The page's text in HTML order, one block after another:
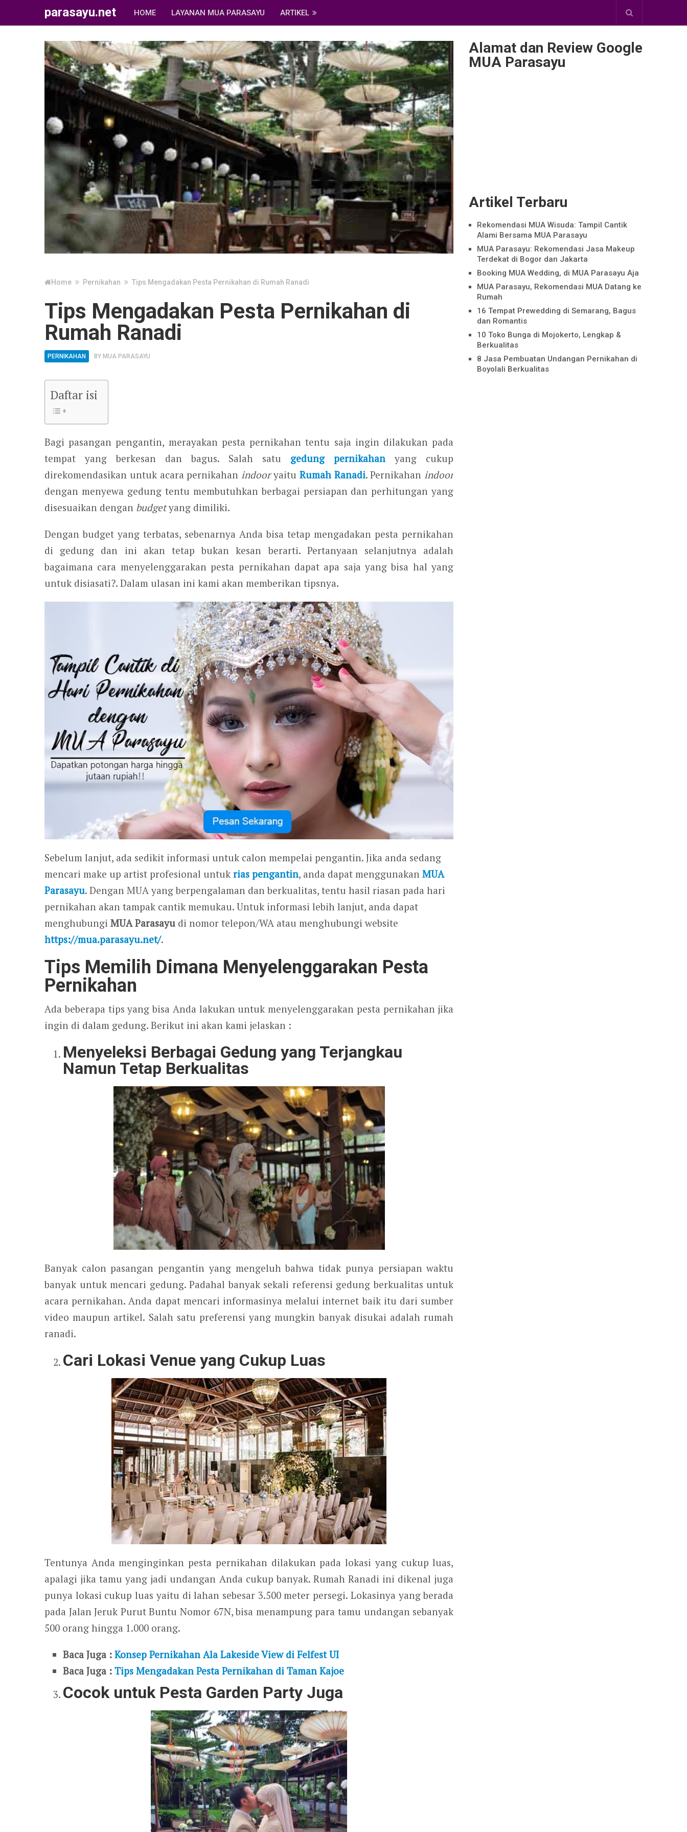
parasayu.net HOME LAYANAN MUA PARASAYU ARTIKEL
Home Pernikahan Tips Mengadakan Pesta Pernikahan di Rumah Ranadi
Tips Mengadakan Pesta Pernikahan di
Rumah Ranadi
PERNIKAHAN BY MUA PARASAYU
Daftar isi
Bagi pasangan pengantin, merayakan pesta pernikahan tentu saja ingin dilakukan pada
tempat yang berkesan dan bagus. Salah satu gedung pernikahan yang cukup
direkomendasikan untuk acara pernikahan indooryaitu Rumah Ranadi. Pernikahan indoor
dengan menyewa gedung tentu membutuhkan berbagai persiapan dan perhitungan yang
disesuaikan dengan budgetyang dimiliki.
Dengan budget yang terbatas, sebenarnya Anda bisa tetap mengadakan pesta pernikahan
di gedung dan ini akan tetap bukan kesan berarti. Pertanyaan selanjutnya adalah
bagaimana cara menyelenggarakan pesta pernikahan dapat apa saja yang bisa hal yang
untuk disiasati?. Dalam ulasan ini kami akan memberikan tipsnya.
Sebelum lanjut, ada sedikit informasi untuk calon mempelai pengantin. Jika anda sedang
mencari make up artist profesional untuk rias pengantin, anda dapat menggunakan MUA
Parasayu. Dengan MUA yang berpengalaman dan berkualitas, tentu hasil riasan pada hari
pernikahan akan tampak cantik memukau. Untuk informasi lebih lanjut, anda dapat
menghubungi MUA Parasayu di nomor telepon/WA atau menghubungi website
https://mua.parasayu.net/.
Tips Memilih Dimana Menyelenggarakan Pesta
Pernikahan
Ada beberapa tips yang bisa Anda lakukan untuk menyelenggarakan pesta pernikahan jika
ingin di dalam gedung. Berikut ini akan kami jelaskan :
Menyeleksi Berbagai Gedung yang Terjangkau
Namun Tetap Berkualitas
Banyak calon pasangan pengantin yang mengeluh bahwa tidak punya persiapan waktu
banyak untuk mencari gedung. Padahal banyak sekali referensi gedung berkualitas untuk
acara pernikahan. Anda dapat mencari informasinya melalui internet baik itu dari sumber
video maupun artikel. Salah satu preferensi yang mungkin banyak disukai adalah rumah
ranadi.
Cari Lokasi Venue yang Cukup Luas
Tentunya Anda menginginkan pesta pernikahan dilakukan pada lokasi yang cukup luas,
apalagi jika tamu yang jadi undangan Anda cukup banyak. Rumah Ranadi ini dikenal juga
punya lokasi cukup luas yaitu di lahan sebesar 3.500 meter persegi. Lokasinya yang berada
pada Jalan Jeruk Purut Buntu Nomor 67N, bisa menampung para tamu undangan sebanyak
500 orang hingga 1.000 orang.
Baca Juga :Konsep Pernikahan Ala Lakeside View di Felfest UI
Baca Juga :Tips Mengadakan Pesta Pernikahan di Taman Kajoe
Cocok untuk Pesta Garden Party Juga
Alamat dan Review Google
MUA Parasayu
Artikel Terbaru
Rekomendasi MUA Wisuda: Tampil Cantik
Alami Bersama MUA Parasayu
MUA Parasayu: Rekomendasi Jasa Makeup
Terdekat di Bogor dan Jakarta
Booking MUA Wedding, di MUA Parasayu Aja
MUA Parasayu, Rekomendasi MUA Datang ke
Rumah
16 Tempat Prewedding di Semarang, Bagus
dan Romantis
10 Toko Bunga di Mojokerto, Lengkap &
Berkualitas
8 Jasa Pembuatan Undangan Pernikahan di
Boyolali Berkualitas